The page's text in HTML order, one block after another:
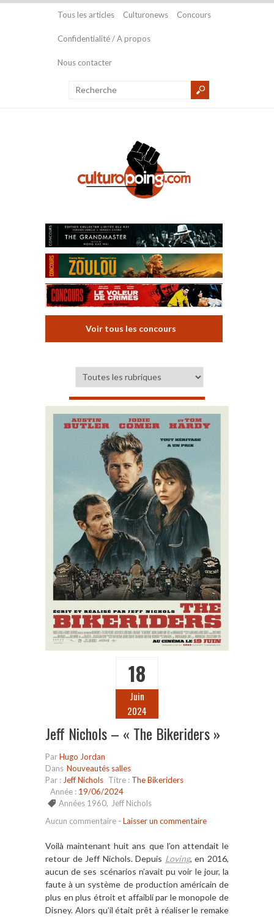
Tous les articles Culturonews Concours
Confidentialité / A propos
Nous contacter
Voir tous les concours
18
Juin
2024
Jeff Nichols – « The Bikeriders »
ParHugo Jordan
Dans Nouveautés salles
Par : Jeff Nichols Titre : The Bikeriders
Année : 19/06/2024
Années 1960, Jeff Nichols
Aucun commentaire - Laisser un commentaire
Voilà maintenant huit ans que l’on attendait le
retour de Jeff Nichols. Depuis Loving, en 2016,
aucun de ses scénarios n’avait pu voir le jour, la
faute à un système de production américain de
plus en plus étroit et affaibli par le monopole de
Disney. Alors qu’il était prêt à réaliser le remake